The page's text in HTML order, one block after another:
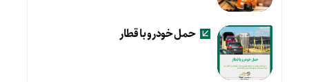
حمل خودرو با قطار